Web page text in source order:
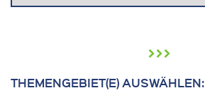
›››
THEMENGEBIET(E) AUSWÄHLEN: